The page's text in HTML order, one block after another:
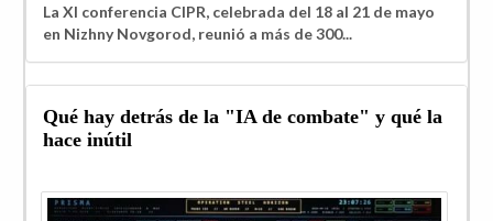
La XI conferencia CIPR, celebrada del 18 al 21 de mayo
en Nizhny Novgorod, reunió a más de 300...
Qué hay detrás de la "IA de combate" y qué la
hace inútil